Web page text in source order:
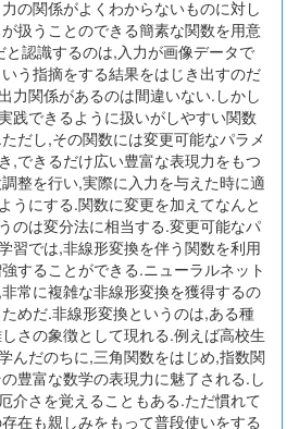
の関係がよくわからないものに対し
扱うことのできる簡素な関数を用意
認識するのは,入力が画像データで
う指摘をする結果をはじき出すのだ
力関係があるのは間違いない.しかし
践できるように扱いがしやすい関数
だし,その関数には変更可能なパラメ
,できるだけ広い豊富な表現力をもつ
整を行い,実際に入力を与えた時に適
うにする.関数に変更を加えてなんと
のは変分法に相当する.変更可能なパ
習では,非線形変換を伴う関数を利用
することができる.ニューラルネット
常に複雑な非線形変換を獲得するの
めだ.非線形変換というのは,ある種
さの象徴として現れる.例えば高校生
んだのちに,三角関数をはじめ,指数関
豊富な数学の表現力に魅了される.し
介さを覚えることもある.ただ慣れて
在も親しみをもって普段使いをする